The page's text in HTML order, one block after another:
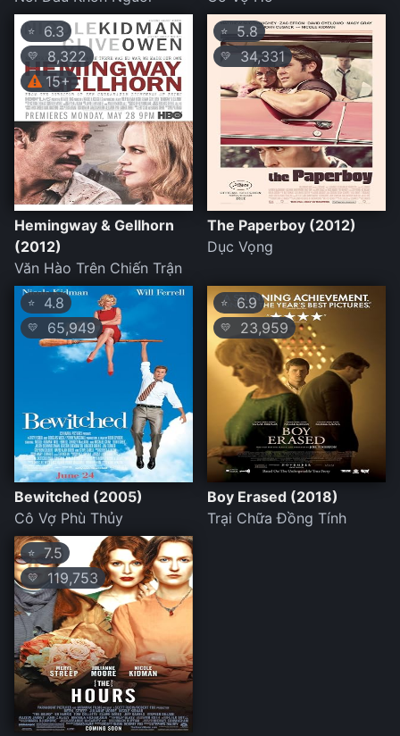
⭐ 6.3
💛
8,322
15+
Hemingway & Gellhorn
(2012)
Văn Hào Trên Chiến Trận
⭐ 5.8
💛 34,331
The Paperboy (2012)
Dục Vọng
⭐ 4.8
💛 65,949
Bewitched (2005)
Cô Vợ Phù Thủy
⭐ 6.9
💛 23,959
Boy Erased (2018)
Trại Chữa Đồng Tính
⭐ 7.5
💛 119,753